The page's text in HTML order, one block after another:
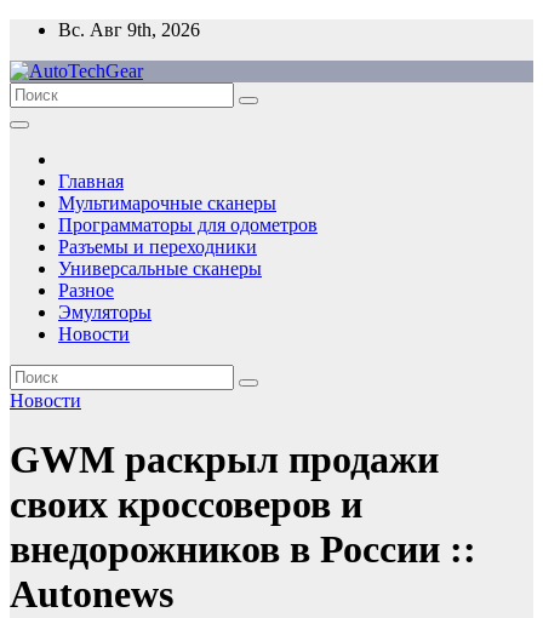
Перейти
содержимому
Вс. Авг 9th, 2026
Главная
Мультимарочные сканеры
Программаторы для одометров
Разъемы и переходники
Универсальные сканеры
Разное
Эмуляторы
Новости
Новости
GWM раскрыл продажи
своих кроссоверов и
внедорожников в России ::
Autonews